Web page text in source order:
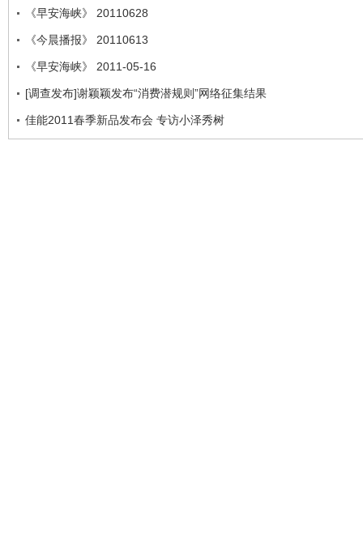
《早安海峡》 20110628
《今晨播报》 20110613
《早安海峡》 2011-05-16
[调查发布]谢颖颖发布“消费潜规则”网络征集结果
佳能2011春季新品发布会 专访小泽秀树